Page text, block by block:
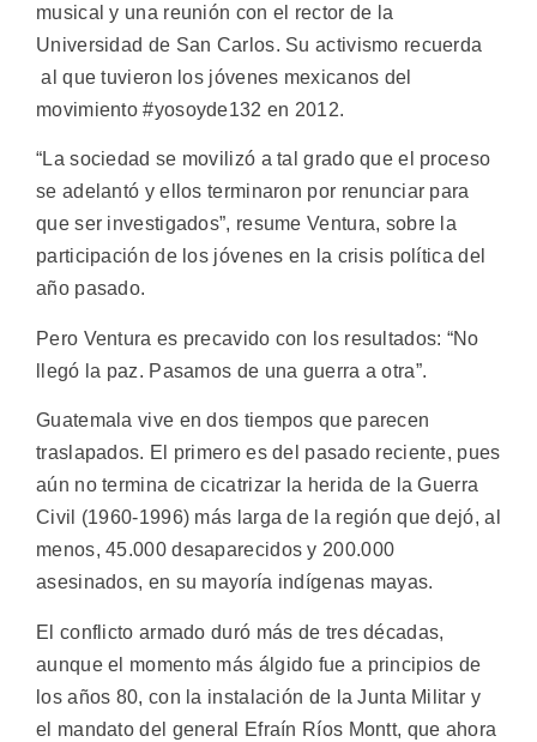
musical y una reunión con el rector de la
Universidad de San Carlos. Su activismo recuerda
al que tuvieron los jóvenes mexicanos del
movimiento #yosoyde132 en 2012.
“La sociedad se movilizó a tal grado que el proceso
se adelantó y ellos terminaron por renunciar para
que ser investigados”, resume Ventura, sobre la
participación de los jóvenes en la crisis política del
año pasado.
Pero Ventura es precavido con los resultados: “No
llegó la paz. Pasamos de una guerra a otra”.
Guatemala vive en dos tiempos que parecen
traslapados. El primero es del pasado reciente, pues
aún no termina de cicatrizar la herida de la Guerra
Civil (1960-1996) más larga de la región que dejó, al
menos, 45.000 desaparecidos y 200.000
asesinados, en su mayoría indígenas mayas.
El conflicto armado duró más de tres décadas,
aunque el momento más álgido fue a principios de
los años 80, con la instalación de la Junta Militar y
el mandato del general Efraín Ríos Montt, que ahora